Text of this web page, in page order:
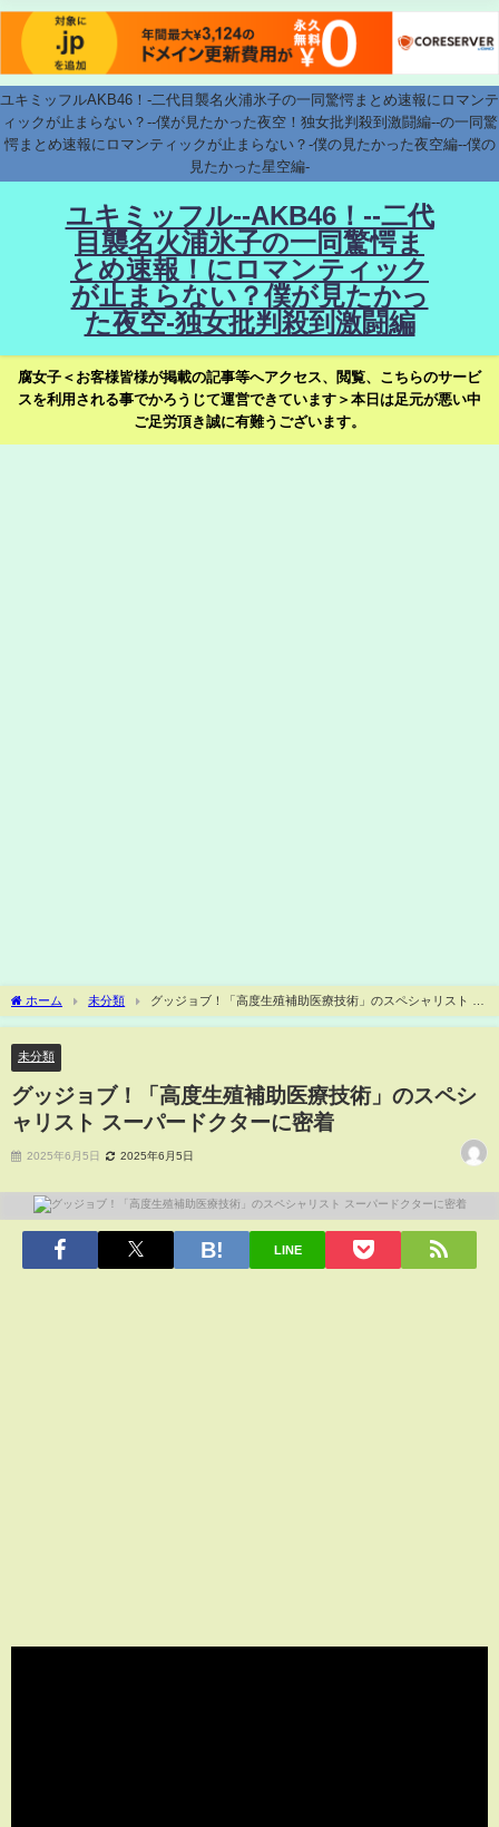
ユキミッフルAKB46！-二代目襲名火浦氷子の一同驚愕まとめ速報にロマンテ
ィックが止まらない？--僕が見たかった夜空！独女批判殺到激闘編--の一同驚
愕まとめ速報にロマンティックが止まらない？-僕の見たかった夜空編--僕の
見たかった星空編-
ユキミッフル--AKB46！--二代
目襲名火浦氷子の一同驚愕ま
とめ速報！にロマンティック
が止まらない？僕が見たかっ
た夜空-独女批判殺到激闘編
腐女子＜お客様皆様が掲載の記事等へアクセス、閲覧、こちらのサービ
スを利用される事でかろうじて運営できています＞本日は足元が悪い中
ご足労頂き誠に有難うございます。
ホーム 未分類
グッジョブ！「高度生殖補助医療技術」のスペシャリスト ス
ーパードクターに密着
未分類
グッジョブ！「高度生殖補助医療技術」のスペシ
ャリスト スーパードクターに密着
2025年6月5日 2025年6月5日
LINE